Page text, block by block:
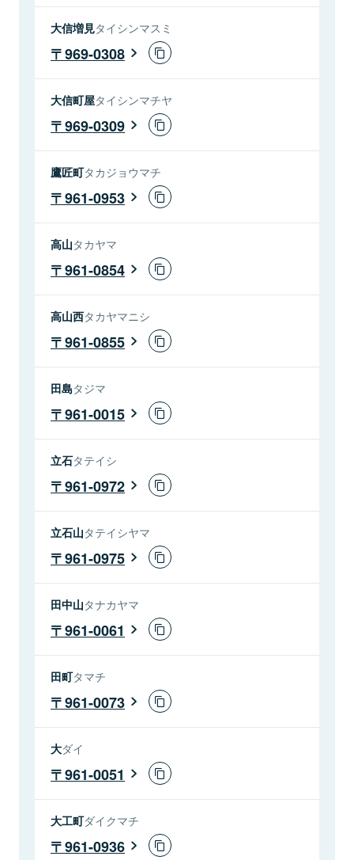
大信増見タイシンマスミ
969-0308
大信町屋タイシンマチヤ
969-0309
鷹匠町タカジョウマチ
961-0953
高山タカヤマ
961-0854
高山西タカヤマニシ
961-0855
田島タジマ
961-0015
立石タテイシ
961-0972
立石山タテイシヤマ
961-0975
田中山タナカヤマ
961-0061
田町タマチ
961-0073
大ダイ
961-0051
大工町ダイクマチ
961-0936